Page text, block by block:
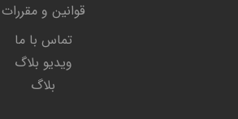
قوانین و مقررات
تماس با ما
ویدیو بلاگ
بلاگ